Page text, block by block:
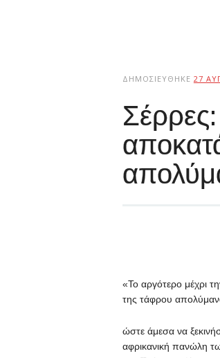
ΔΗΜΟΣΙΕΎΘΗΚΕ 27
«Το αργότερο μέχρι
της τάφρου
ώστε άμεσα να
αφρικανική πανώλη